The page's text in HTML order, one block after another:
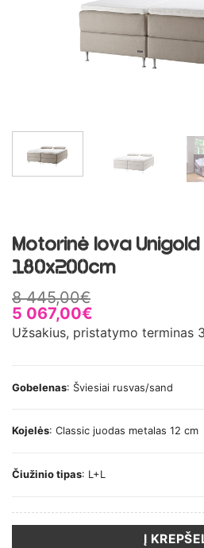
Motorinė lova Unigold
180x200cm
8 445,00€
5 067,00€
Užsakius, pristatymo terminas
Gobelenas: Šviesiai rusvas/sand
Kojelės: Classic juodas metalas 12 cm
Čiužinio tipas: L+L
Į